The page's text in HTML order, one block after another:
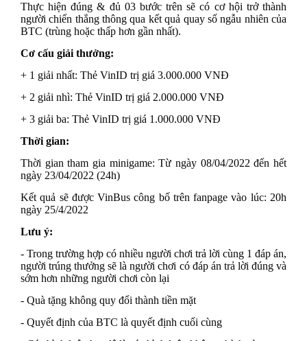
Thực hiện đúng & đủ 03 bước trên sẽ có cơ hội trở thành
người chiến thắng thông qua kết quả quay số ngẫu nhiên của
BTC (trùng hoặc thấp hơn gần nhất).
Cơ cấu giải thưởng:
+ 1 giải nhất: Thẻ VinID trị giá 3.000.000 VNĐ
+ 2 giải nhì: Thẻ VinID trị giá 2.000.000 VNĐ
+ 3 giải ba: Thẻ VinID trị giá 1.000.000 VNĐ
Thời gian:
Thời gian tham gia minigame: Từ ngày 08/04/2022 đến hết
ngày 23/04/2022 (24h)
Kết quả sẽ được VinBus công bố trên fanpage vào lúc: 20h
ngày 25/4/2022
Lưu ý:
- Trong trường hợp có nhiều người chơi trả lời cùng 1 đáp án,
người trúng thưởng sẽ là người chơi có đáp án trả lời đúng và
sớm hơn những người chơi còn lại
- Quà tặng không quy đổi thành tiền mặt
- Quyết định của BTC là quyết định cuối cùng